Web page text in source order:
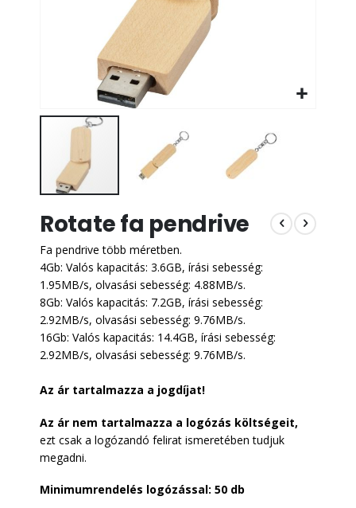
a
képgaléria
elejére
Rotate fa pendrive
Fa pendrive több méretben.
4Gb: Valós kapacitás: 3.6GB, írási sebesség:
1.95MB/s, olvasási sebesség: 4.88MB/s.
8Gb: Valós kapacitás: 7.2GB, írási sebesség:
2.92MB/s, olvasási sebesség: 9.76MB/s.
16Gb: Valós kapacitás: 14.4GB, írási sebesség:
2.92MB/s, olvasási sebesség: 9.76MB/s.
Az ár tartalmazza a jogdíjat!
Az ár nem tartalmazza a logózás költségeit,
ezt csak a logózandó felirat ismeretében tudjuk
megadni.
Minimumrendelés logózással: 50 db